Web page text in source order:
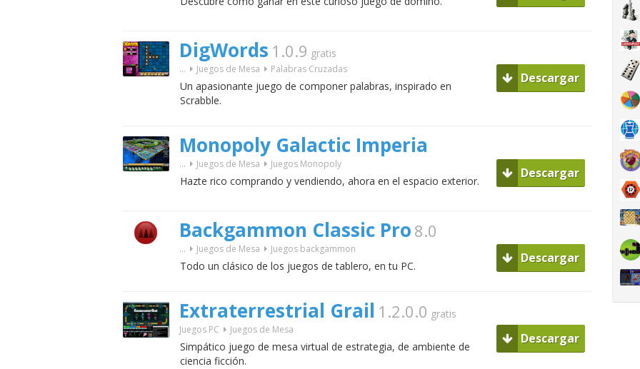
DigWords 1.0.9 gratis
... Juegos de Mesa Palabras Cruzadas
Un apasionante juego de componer palabras, inspirado en
Scrabble.
Descargar
Monopoly Galactic Imperia
... Juegos de Mesa Juegos Monopoly
Hazte rico comprando y vendiendo, ahora en el espacio exterior.
Descargar
Backgammon Classic Pro 8.0
... Juegos de Mesa Juegos backgammon
Todo un clásico de los juegos de tablero, en tu PC.
Descargar
Extraterrestrial Grail 1.2.0.0 gratis
Juegos PC Juegos de Mesa
Simpático juego de mesa virtual de estrategia, de ambiente de
ciencia ficción.
Descargar